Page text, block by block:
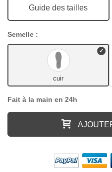
Guide des tailles
Semelle :
cuir
Fait à la main en 24h